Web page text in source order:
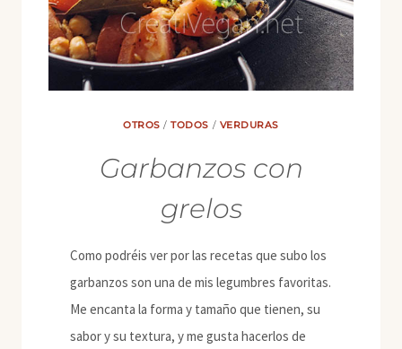
OTROS /TODOS / VERDURAS
Garbanzos con
grelos
Como podréis ver por las recetas que subo los
garbanzos son una de mis legumbres favoritas.
Me encanta la forma y tamaño que tienen, su
sabor y su textura, y me gusta hacerlos de